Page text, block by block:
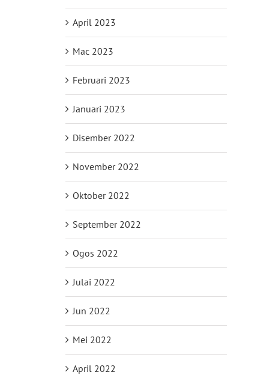
April 2023
Mac 2023
Februari 2023
Januari 2023
Disember 2022
November 2022
Oktober 2022
September 2022
Ogos 2022
Julai 2022
Jun 2022
Mei 2022
April 2022